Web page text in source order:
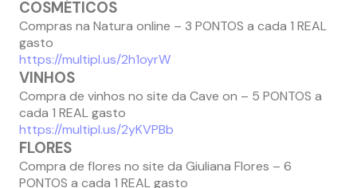
COSMÉTICOS
Compras na Natura online – 3 PONTOS a cada 1 REAL
gasto
https://multipl.us/2h1oyrW
VINHOS
Compra de vinhos no site da Cave on – 5 PONTOS a
cada 1 REAL gasto
https://multipl.us/2yKVPBb
FLORES
Compra de flores no site da Giuliana Flores – 6
PONTOS a cada 1 REAL gasto